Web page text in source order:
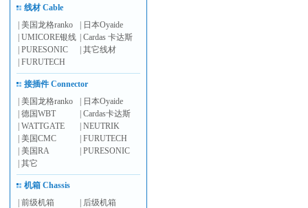
线材 Cable
|美国龙格ranko
日本Oyaide
|UMICORE银线 |Cardas 卡达斯
|PURESONIC |其它线材
|FURUTECH
接插件 Connector
|美国龙格ranko
日本Oyaide
|德国WBT |Cardas卡达斯
|WATTGATE |NEUTRIK
|美国CMC |FURUTECH
|美国RA |PURESONIC
|其它
机箱 Chassis
|前级机箱
后级机箱